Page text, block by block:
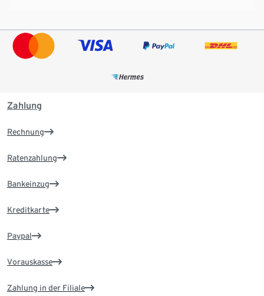
Zahlung
Rechnung
Ratenzahlung
Bankeinzug
Kreditkarte
Paypal
Vorauskasse
Zahlung in der Filiale